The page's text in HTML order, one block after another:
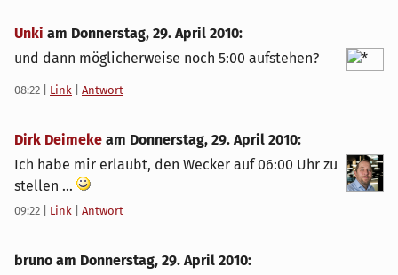
Unki am Donnerstag, 29. April 2010:
und dann möglicherweise noch 5:00 aufstehen?
08:22 Link Antwort
Dirk Deimeke am Donnerstag, 29. April 2010:
Ich habe mir erlaubt, den Wecker auf 06:00 Uhr zu
stellen ...
09:22 Link Antwort
bruno am Donnerstag, 29. April 2010: